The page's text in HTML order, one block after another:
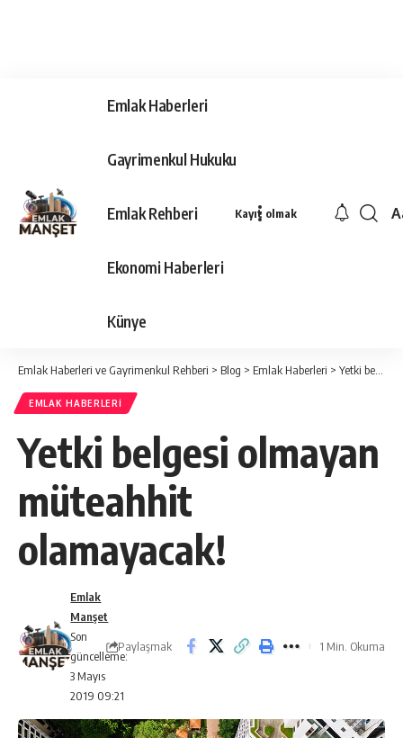
Emlak Haberleri
Gayrimenkul Hukuku
Emlak Rehberi
Ekonomi Haberleri
Künye
Kayıt olmak
Emlak Haberleri ve Gayrimenkul Rehberi > Blog > Emlak Haberleri > Yetki belgesi olmayan müteahhit olamayacak!
EMLAK HABERLERI
Yetki belgesi olmayan
müteahhit
olamayacak!
Son
güncelleme:
3 Mayıs
2019 09:21
Emlak
Manşet
Paylaşmak 1 Min. Okuma